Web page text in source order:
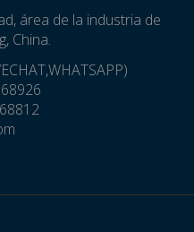
área de la industria de
China.